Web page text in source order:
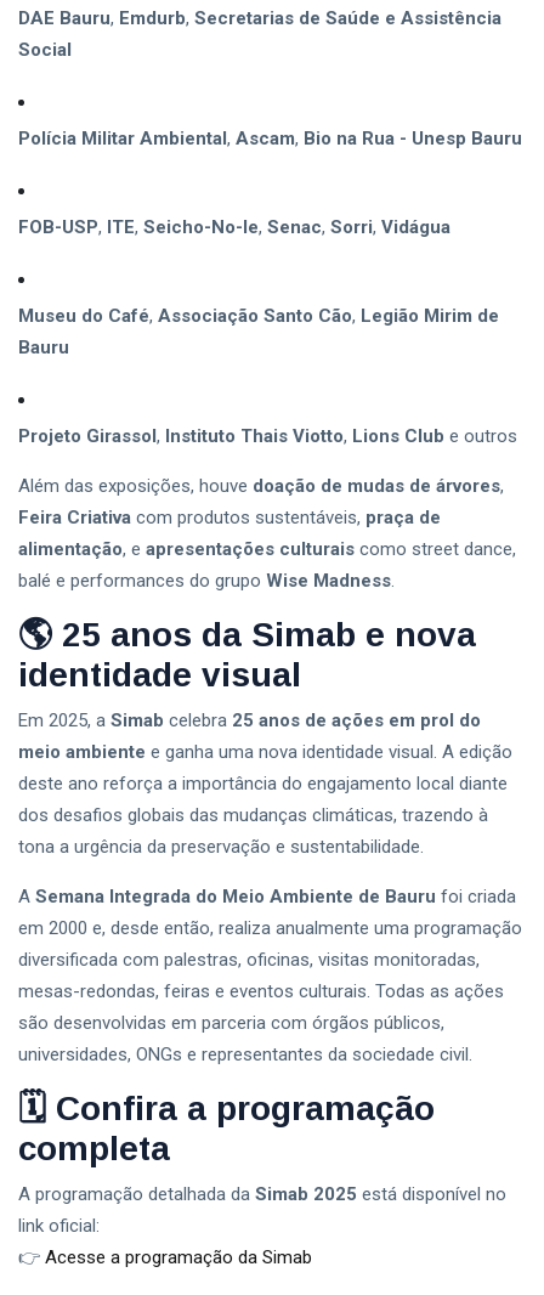
DAE Bauru, Emdurb, Secretarias de Saúde e Assistência
Social
Polícia Militar Ambiental, Ascam, Bio na Rua - Unesp Bauru
FOB-USP, ITE, Seicho-No-Ie, Senac, Sorri, Vidágua
Museu do Café, Associação Santo Cão, Legião Mirim de
Bauru
Projeto Girassol, Instituto Thais Viotto, Lions Club e outros
Além das exposições, houve doação de mudas de árvores,
Feira Criativa com produtos sustentáveis, praça de
alimentação, e apresentações culturais como street dance,
balé e performances do grupo Wise Madness.
🌎 25 anos da Simab e nova
identidade visual
Em 2025, a Simab celebra 25 anos de ações em prol do
meio ambiente e ganha uma nova identidade visual. A edição
deste ano reforça a importância do engajamento local diante
dos desafios globais das mudanças climáticas, trazendo à
tona a urgência da preservação e sustentabilidade.
A Semana Integrada do Meio Ambiente de Bauru foi criada
em 2000 e, desde então, realiza anualmente uma programação
diversificada com palestras, oficinas, visitas monitoradas,
mesas-redondas, feiras e eventos culturais. Todas as ações
são desenvolvidas em parceria com órgãos públicos,
universidades, ONGs e representantes da sociedade civil.
🗓️ Confira a programação
completa
A programação detalhada da Simab 2025 está disponível no
link oficial:
👉 Acesse a programação da Simab